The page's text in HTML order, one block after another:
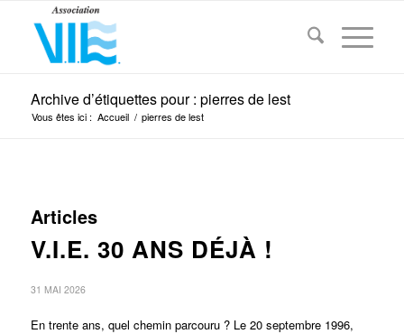
Archive d’étiquettes pour : pierres de lest
Vous êtes ici : Accueil / pierres de lest
Articles
V.I.E. 30 ANS DÉJÀ !
31 MAI 2026
En trente ans, quel chemin parcouru ? Le 20 septembre 1996,